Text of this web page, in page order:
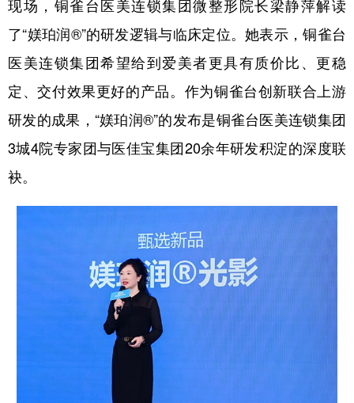
现场，铜雀台医美连锁集团微整形院长梁静萍解读
了“媄珀润®”的研发逻辑与临床定位。她表示，铜雀台
医美连锁集团希望给到爱美者更具有质价比、更稳
定、交付效果更好的产品。作为铜雀台创新联合上游
研发的成果，“媄珀润®”的发布是铜雀台医美连锁集团
3城4院专家团与医佳宝集团20余年研发积淀的深度联
袂。